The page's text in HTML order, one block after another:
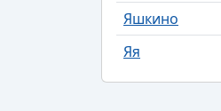
Яшкино
Яя